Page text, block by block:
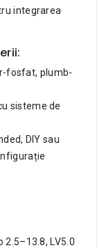
integrarea
fosfat, plumb-
sisteme de
DIY sau
2.5–13.8, LV5.0